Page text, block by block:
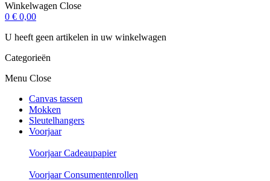
Winkelwagen Close
0 € 0,00
U heeft geen artikelen in uw winkelwagen
Categorieën
Menu Close
Canvas tassen
Mokken
Sleutelhangers
Voorjaar
Voorjaar Cadeaupapier
Voorjaar Consumentenrollen